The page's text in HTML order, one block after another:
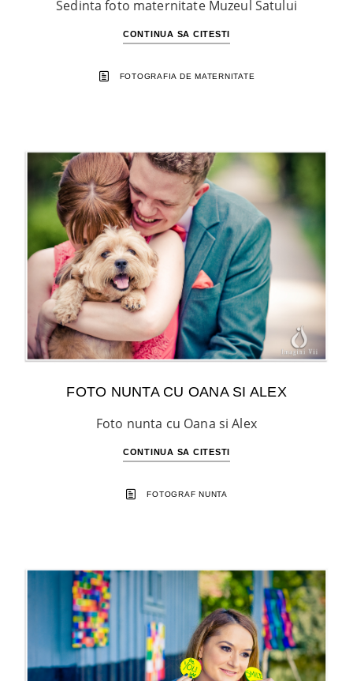
Sedinta foto maternitate Muzeul Satului
CONTINUA SA CITESTI
FOTOGRAFIA DE MATERNITATE
FOTO NUNTA CU OANA SI ALEX
Foto nunta cu Oana si Alex
CONTINUA SA CITESTI
FOTOGRAF NUNTA